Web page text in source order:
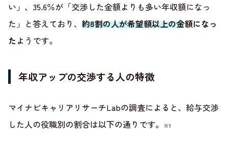
い」、35.6％が「交渉した金額よりも多い年収額になっ
た」と答えており、 約8割の人が希望額以上の金額になっ
た ようです。
年収アップの交渉する人の特徴
マイナビキャリアリサーチLabの調査によると、給与交渉
した人の役職別の割合は以下の通りです。
※1